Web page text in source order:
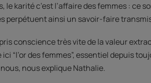
le karité c’est l’affaire des femmes : ce
perpétuent ainsi un savoir-faire
pris conscience très vite de la valeur
“l’or des femmes”, essentiel depuis
nous explique Nathalie.